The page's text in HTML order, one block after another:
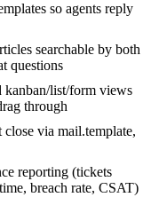
so agents reply
searchable by both
questions
kanban/list/form views
through
via mail.template,
reporting (tickets
breach rate, CSAT)